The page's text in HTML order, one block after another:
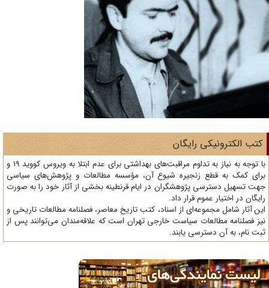
الکترونیکی رایگان
با توجه به نیاز به تداوم مراقبت‌های بهداشتی برای عدم ابتلا به ویروس کووید 19 و
کمک به قطع زنجیره شیوع آن، مؤسسه مطالعات و پژوهش‌های سیاسی
تسهیل دسترسی پژوهشگران در ایام قرنطینه بخشی از آثار خود را به صورت
در اختیار عموم قرار داد.
آثار شامل مجموعه‌ای از اسناد، کتب تاریخ معاصر، فصلنامه‌ مطالعات تاریخی و
فصلنامه مطالعات سیاست خارجی تهران است که علاقه‌مندان می‌توانند پس از
نام، به آن دسترسی یابند.